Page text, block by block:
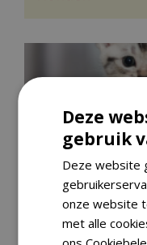
Katten
Deze
gebruik
Deze website
onze website
met alle